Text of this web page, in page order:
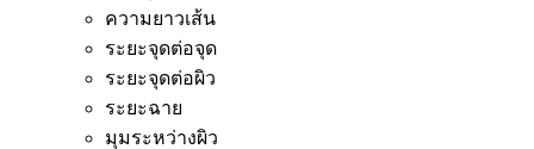
ความยาวเส้น
ระยะจุดต่อจุด
ระยะจุดต่อผิว
ระยะฉาย
มุมระหว่างผิว